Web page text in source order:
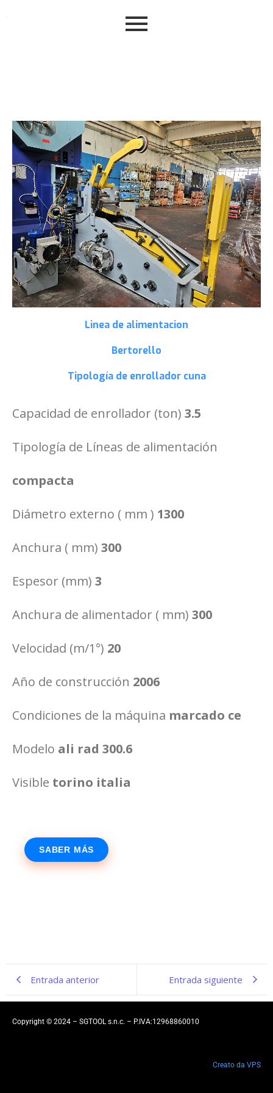
Linea de alimentacion
Bertorello
Tipología de enrollador cuna
Capacidad de enrollador (ton) 3.5
Tipología de Líneas de alimentación
compacta
Diámetro externo ( mm ) 1300
Anchura ( mm) 300
Espesor (mm) 3
Anchura de alimentador ( mm) 300
Velocidad (m/1°) 20
Año de construcción 2006
Condiciones de la máquina marcado ce
Modelo ali rad 300.6
Visible torino italia
SABER MÁS
Entrada anterior Entrada siguiente
Copyright © 2024 – SGTOOL s.n.c. – P.IVA:12968860010
Creato da VPS